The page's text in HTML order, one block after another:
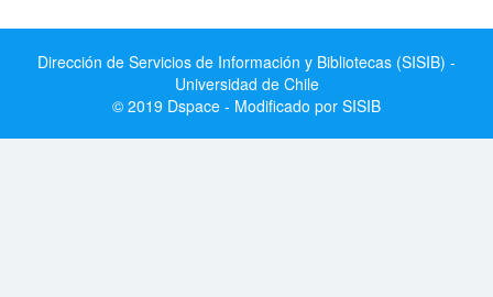
Dirección de Servicios de Información y Bibliotecas (SISIB) -
Universidad de Chile
© 2019 Dspace - Modificado por SISIB